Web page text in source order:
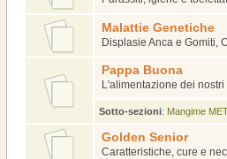
Malattie Genetiche
Displasie Anca e Gomiti,
Pappa Buona
L'alimentazione dei
Sotto-sezioni: Mangime
Golden Senior
Caratteristiche, cure e